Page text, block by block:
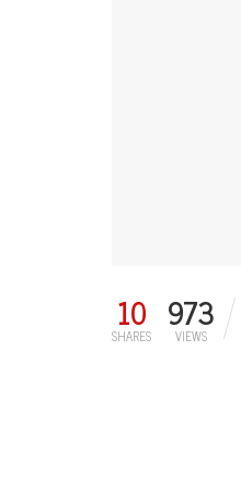
10
SHARES 973
VIEWS